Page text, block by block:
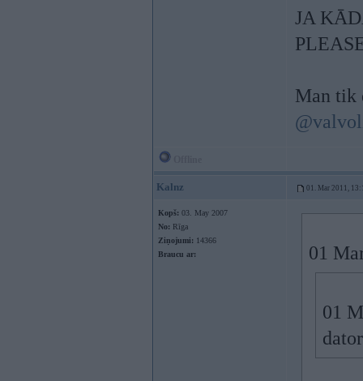
JA
Man tik
Kalnz 01. Mar 2011,
Kopš: 03. May 2007
No: Rīga
Ziņojumi: 14366
Braucu ar:
01
01